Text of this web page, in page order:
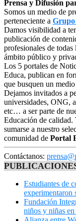
Prensa y Difusión
Somos un medio de
perteneciente a Grupo
Damos visibilidad a
publicación de
profesionales de todas
ámbito público y
Los 5 portales de
Educa, publican en
que busquen un
Dejamos invitados a
universidades, ONG,
etc… a ser parte de
Educación de calidad.
sumarse a nuestro
comunidad de Portal
Contáctanos:
Estudiantes de
experimentaron
Fundación
niños y niñas